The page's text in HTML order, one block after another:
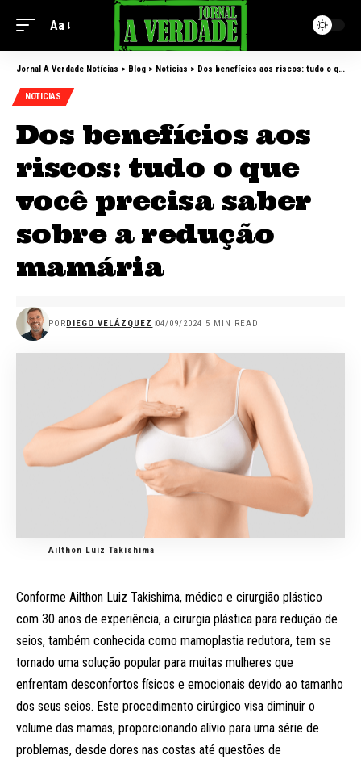
Aa
Jornal A Verdade Notícias > Blog > Noticias > Dos benefícios aos riscos: tudo o que você precisa saber sobre a redução mamária
NOTICIAS
Dos benefícios aos
riscos: tudo o que
você precisa saber
sobre a redução
mamária
PORDIEGO VELÁZQUEZ 04/09/2024 5 MIN READ
Ailthon Luiz Takishima
Conforme Ailthon Luiz Takishima, médico e cirurgião plástico
com 30 anos de experiência, a cirurgia plástica para redução de
seios, também conhecida como mamoplastia redutora, tem se
tornado uma solução popular para muitas mulheres que
enfrentam desconfortos físicos e emocionais devido ao tamanho
dos seus seios. Este procedimento cirúrgico visa diminuir o
volume das mamas, proporcionando alívio para uma série de
problemas, desde dores nas costas até questões de